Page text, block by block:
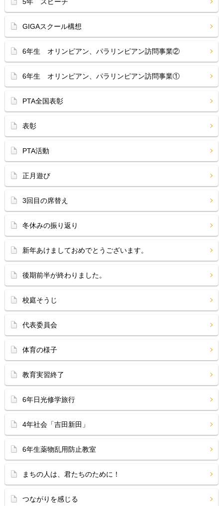
GIGAスクール構想
6年生 オリンピアン、パラリンピアン訪問事業②
6年生 オリンピアン、パラリンピアン訪問事業①
PTA全国表彰
表彰
PTA活動
正月遊び
3回目の席替え
冬休みの振り返り
新年あけましておめでとうございます。
後期前半が終わりました。
校庭そうじ
代表委員会
体育の様子
教育実習終了
6年日光修学旅行
4年社会「吉田新田」
6年生薬物乱用防止教室
まちの人は、君たちのために！
つながりを感じる